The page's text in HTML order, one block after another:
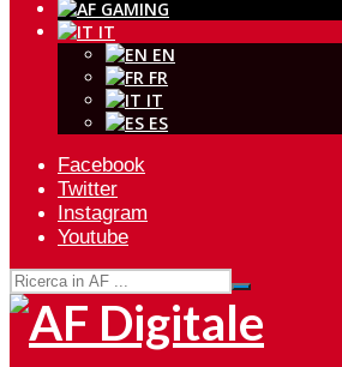
IT
EN
FR
IT
ES
Facebook
Twitter
Instagram
Youtube